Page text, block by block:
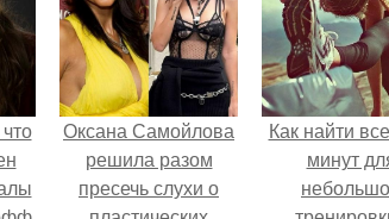
Оксана Самойлова
решила разом
пресечь слухи о
Как найти
минут